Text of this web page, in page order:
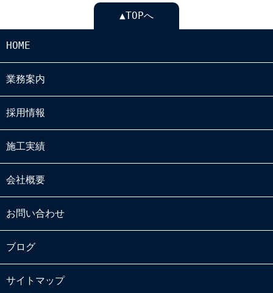
▲TOPへ
HOME
業務案内
採用情報
施工実績
会社概要
お問い合わせ
ブログ
サイトマップ